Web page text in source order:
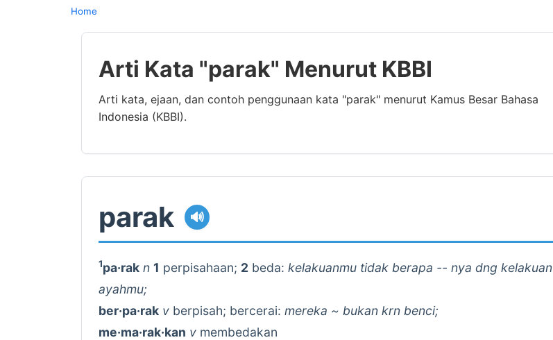
Home
Arti Kata "parak" Menurut KBBI
Arti kata, ejaan, dan contoh penggunaan kata "parak" menurut Kamus Besar Bahasa
Indonesia (KBBI).
parak 🔊
1pa·rak n 1 perpisahaan; 2 beda: kelakuanmu tidak berapa -- nya dng kelakuan
ayahmu;
ber·pa·rak v berpisah; bercerai: mereka ~ bukan krn benci;
me·ma·rak·kan v membedakan